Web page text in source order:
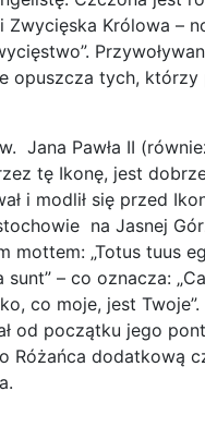
Zwycięska Królowa –
opuszcza tych, którzy
Jana Pawła II
tę Ikonę, jest
i modlił się przed
na Jasnej
mottem: „Totus tuus
– co oznacza:
co moje, jest Twoje”.
od początku jego
Różańca dodatkową